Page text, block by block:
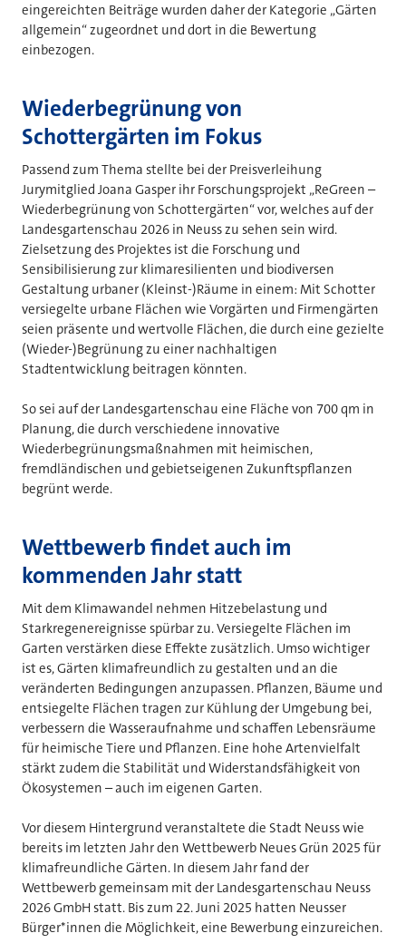
eingereichten Beiträge wurden daher der Kategorie „Gärten
allgemein“ zugeordnet und dort in die Bewertung
einbezogen.
Wiederbegrünung von
Schottergärten im Fokus
Passend zum Thema stellte bei der Preisverleihung
Jurymitglied Joana Gasper ihr Forschungsprojekt „ReGreen –
Wiederbegrünung von Schottergärten“ vor, welches auf der
Landesgartenschau 2026 in Neuss zu sehen sein wird.
Zielsetzung des Projektes ist die Forschung und
Sensibilisierung zur klimaresilienten und biodiversen
Gestaltung urbaner (Kleinst-)Räume in einem: Mit Schotter
versiegelte urbane Flächen wie Vorgärten und Firmengärten
seien präsente und wertvolle Flächen, die durch eine gezielte
(Wieder-)Begrünung zu einer nachhaltigen
Stadtentwicklung beitragen könnten.
So sei auf der Landesgartenschau eine Fläche von 700 qm in
Planung, die durch verschiedene innovative
Wiederbegrünungsmaßnahmen mit heimischen,
fremdländischen und gebietseigenen Zukunftspflanzen
begrünt werde.
Wettbewerb findet auch im
kommenden Jahr statt
Mit dem Klimawandel nehmen Hitzebelastung und
Starkregenereignisse spürbar zu. Versiegelte Flächen im
Garten verstärken diese Effekte zusätzlich. Umso wichtiger
ist es, Gärten klimafreundlich zu gestalten und an die
veränderten Bedingungen anzupassen. Pflanzen, Bäume und
entsiegelte Flächen tragen zur Kühlung der Umgebung bei,
verbessern die Wasseraufnahme und schaffen Lebensräume
für heimische Tiere und Pflanzen. Eine hohe Artenvielfalt
stärkt zudem die Stabilität und Widerstandsfähigkeit von
Ökosystemen – auch im eigenen Garten.
Vor diesem Hintergrund veranstaltete die Stadt Neuss wie
bereits im letzten Jahr den Wettbewerb Neues Grün 2025 für
klimafreundliche Gärten. In diesem Jahr fand der
Wettbewerb gemeinsam mit der Landesgartenschau Neuss
2026 GmbH statt. Bis zum 22. Juni 2025 hatten Neusser
Bürger*innen die Möglichkeit, eine Bewerbung einzureichen.